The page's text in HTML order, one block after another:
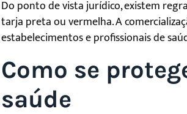
Do ponto de vista jurídico, existem
tarja preta ou vermelha. A
estabelecimentos e profissionais de
Como se
saúde